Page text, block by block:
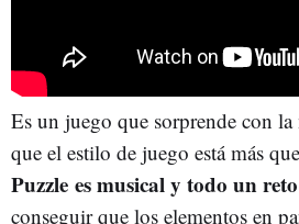
Es un juego que sorprende con la
que el estilo de juego está más
Puzzle es musical y todo un
conseguir que los elementos en